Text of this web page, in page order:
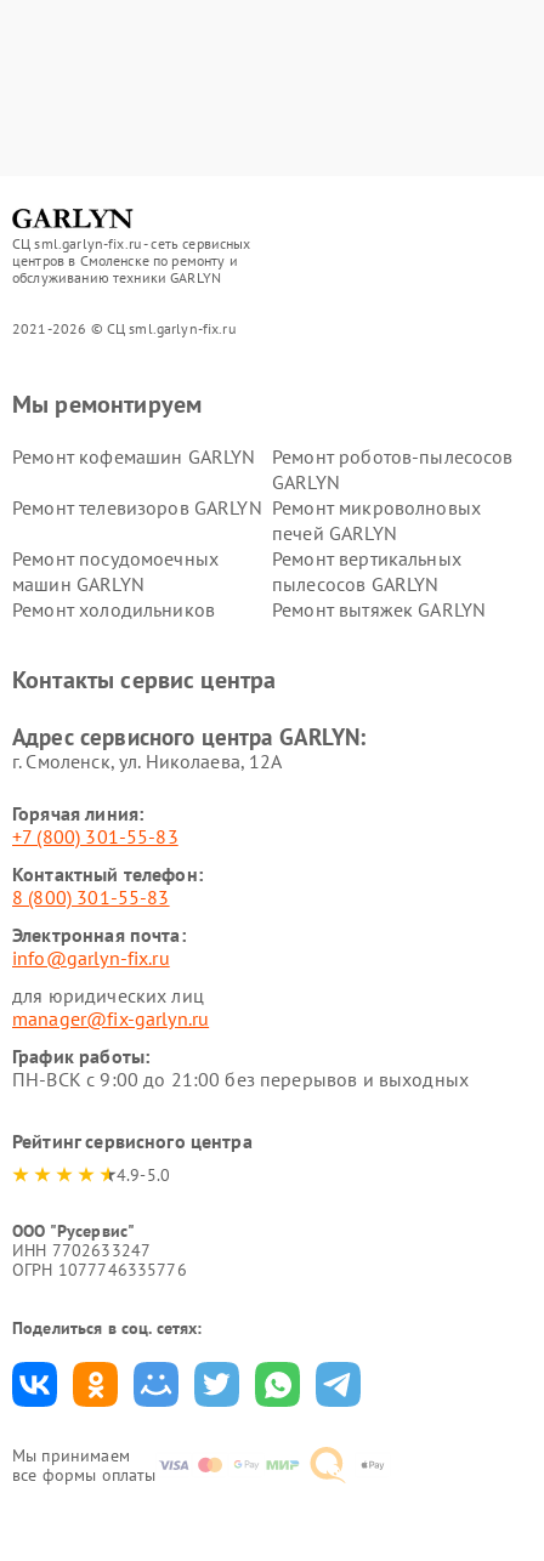
СЦ sml.garlyn-fix.ru - сеть сервисных
центров в Смоленске по ремонту и
обслуживанию техники GARLYN
2021-2026 © СЦ sml.garlyn-fix.ru
Мы принимаем
все формы оплаты
Мы ремонтируем
Ремонт кофемашин GARLYN
Ремонт роботов-пылесосов
GARLYN
Ремонт телевизоров GARLYN Ремонт микроволновых
печей GARLYN
Ремонт посудомоечных
машин GARLYN
Ремонт вертикальных
пылесосов GARLYN
Ремонт холодильников
Ремонт вытяжек GARLYN
стеклоочистителей GARLYN
GARLYN
GARLYN
Контакты сервис центра
Адрес сервисного центра GARLYN:
г. Смоленск, ул. Николаева, 12А
Горячая линия:
+7 (800) 301-55-83
Контактный телефон:
8 (800) 301-55-83
Электронная почта:
info@garlyn-fix.ru
для юридических лиц
manager@fix-garlyn.ru
График работы:
ПН-ВСК с 9:00 до 21:00 без перерывов и выходных
Рейтинг сервисного центра
4.9-5.0
ООО "Русервис"
ИНН 7702633247
ОГРН 1077746335776
Поделиться в соц. сетях: